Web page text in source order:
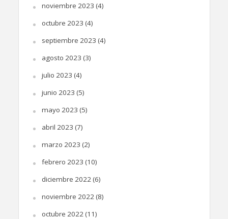
noviembre 2023 (4)
octubre 2023 (4)
septiembre 2023 (4)
agosto 2023 (3)
julio 2023 (4)
junio 2023 (5)
mayo 2023 (5)
abril 2023 (7)
marzo 2023 (2)
febrero 2023 (10)
diciembre 2022(6)
noviembre 2022(8)
octubre 2022(11)